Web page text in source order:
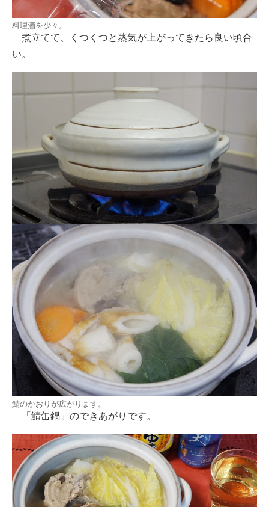
料理酒を少々。
煮立てて、くつくつと蒸気が上がってきたら良い頃合
い。
鯖のかおりが広がります。
「鯖缶鍋」のできあがりです。